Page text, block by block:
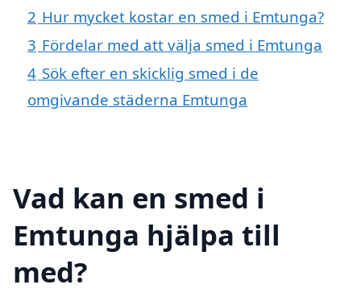
2 Hur mycket kostar en smed i Emtunga?
3 Fördelar med att välja smed i Emtunga
4 Sök efter en skicklig smed i de
omgivande städerna Emtunga
Vad kan en smed i
Emtunga hjälpa till
med?